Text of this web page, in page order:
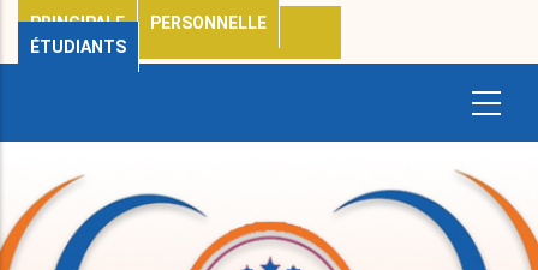
PRINCIPALE
PERSONNELLE
ÉTUDIANTS